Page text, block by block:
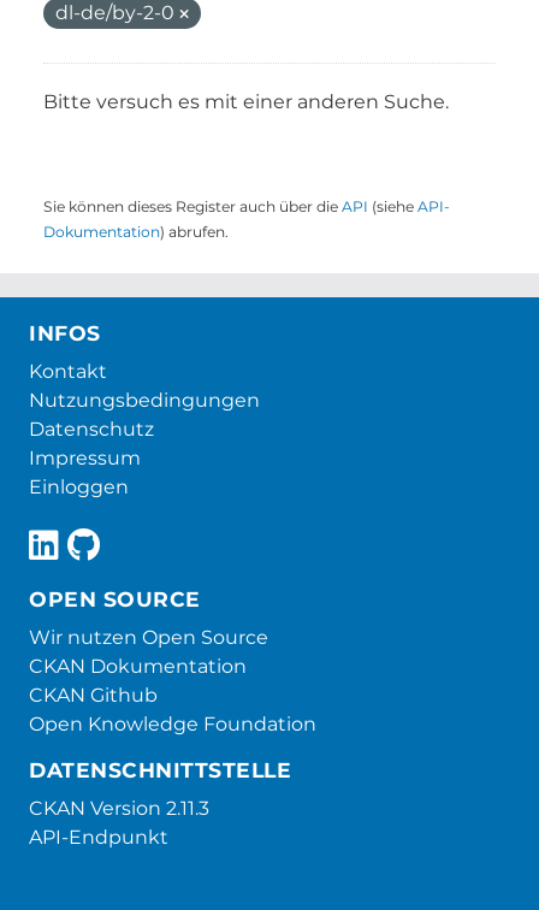
dl-de/by-2-0
Bitte versuch es mit einer anderen Suche.
Sie können dieses Register auch über die API (siehe API-
Dokumentation) abrufen.
INFOS
Kontakt
Nutzungsbedingungen
Datenschutz
Impressum
Einloggen
OPEN SOURCE
Wir nutzen Open Source
CKAN Dokumentation
CKAN Github
Open Knowledge Foundation
DATENSCHNITTSTELLE
CKAN Version 2.11.3
API-Endpunkt